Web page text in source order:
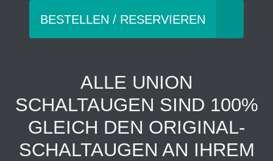
BESTELLEN / RESERVIEREN
ALLE UNION
SCHALTAUGEN SIND 100%
GLEICH DEN ORIGINAL-
SCHALTAUGEN AN IHREM